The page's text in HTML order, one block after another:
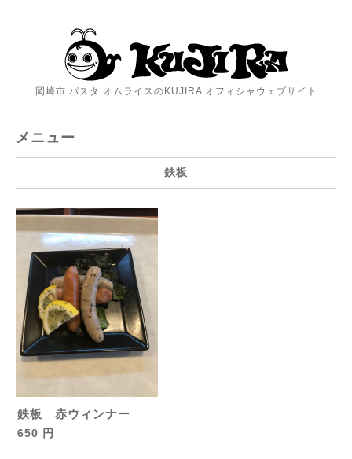
岡崎市 パスタ オムライスのKUJIRA オフィシャウェブサイト
メニュー
鉄板
鉄板 赤ウィンナー
650 円